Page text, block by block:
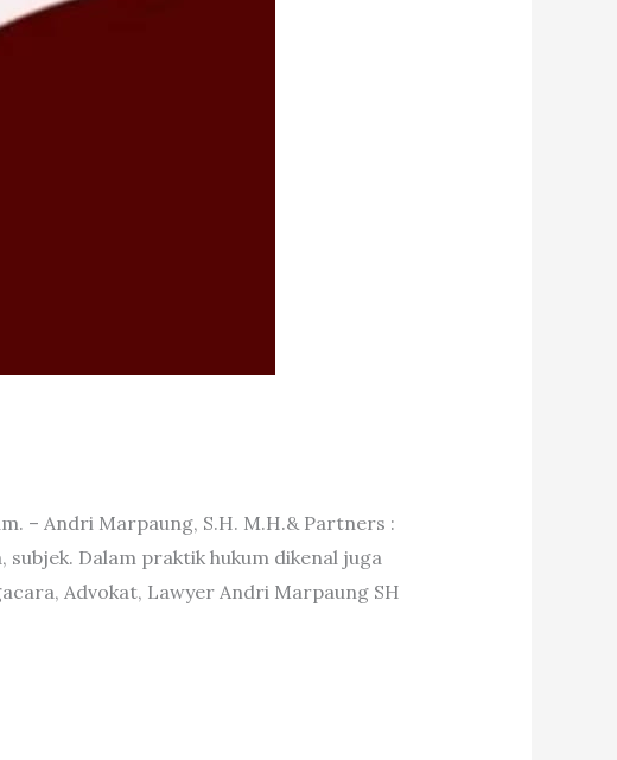
– Andri Marpaung, S.H. M.H.& Partners :
subjek. Dalam praktik hukum dikenal juga
Advokat, Lawyer Andri Marpaung SH